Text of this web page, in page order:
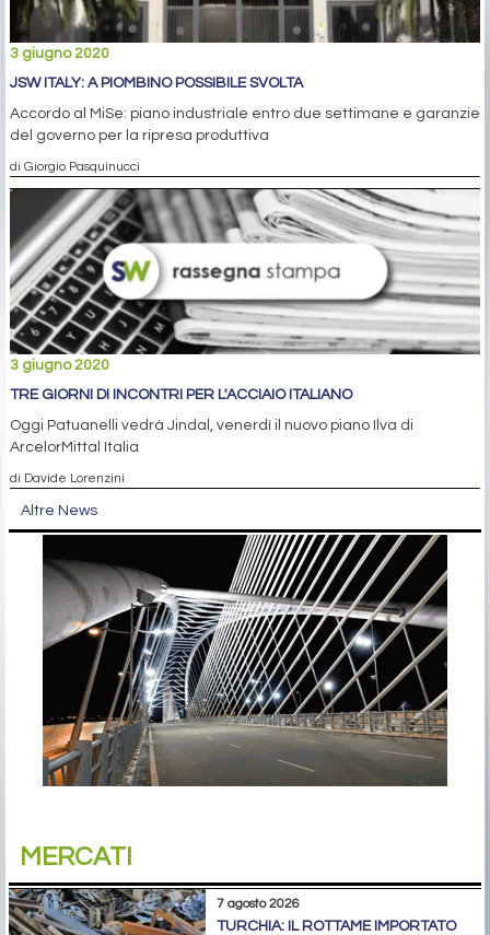
3 giugno 2020
JSW ITALY: A PIOMBINO POSSIBILE SVOLTA
Accordo al MiSe: piano industriale entro due settimane e garanzie
del governo per la ripresa produttiva
di Giorgio Pasquinucci
3 giugno 2020
TRE GIORNI DI INCONTRI PER L'ACCIAIO ITALIANO
Oggi Patuanelli vedrà Jindal, venerdì il nuovo piano Ilva di
ArcelorMittal Italia
di Davide Lorenzini
Altre News
MERCATI
7 agosto 2026
TURCHIA: IL ROTTAME IMPORTATO